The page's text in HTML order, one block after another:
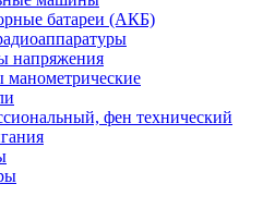
батареи (АКБ)
напряжения
манометрические
фен технический